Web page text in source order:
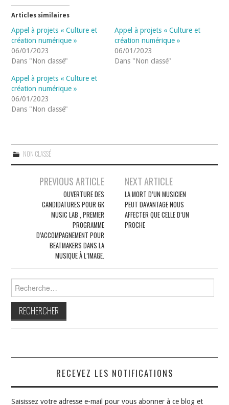
Articles similaires
Appel à projets « Culture et
création numérique »
06/01/2023
Dans "Non classé"
Appel à projets « Culture et
création numérique »
06/01/2023
Dans "Non classé"
Appel à projets « Culture et
création numérique »
06/01/2023
Dans "Non classé"
NON CLASSÉ
NavigationPREVIOUS ARTICLE
OUVERTURE DES
CANDIDATURES POUR GK
MUSIC LAB , PREMIER
PROGRAMME
D’ACCOMPAGNEMENT POUR
BEATMAKERS DANS LA
MUSIQUE À L’IMAGE.
NEXT ARTICLE
LA MORT D’UN MUSICIEN
PEUT DAVANTAGE NOUS
AFFECTER QUE CELLE D’UN
PROCHE
RECEVEZ LES NOTIFICATIONS
Saisissez votre adresse e-mail pour vous abonner à ce blog et